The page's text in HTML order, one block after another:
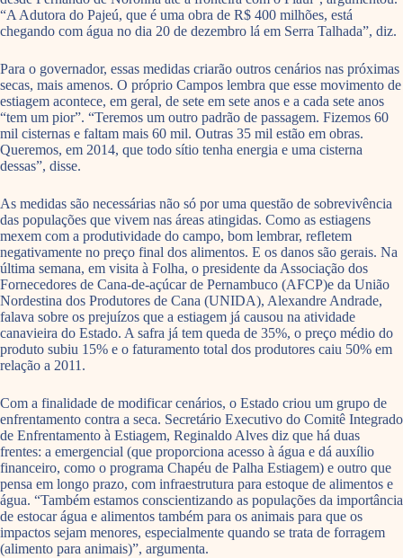
“A Adutora do Pajeú, que é uma obra de R$ 400 milhões, está
chegando com água no dia 20 de dezembro lá em Serra Talhada”, diz.
Para o governador, essas medidas criarão outros cenários nas próximas
secas, mais amenos. O próprio Campos lembra que esse movimento de
estiagem acontece, em geral, de sete em sete anos e a cada sete anos
“tem um pior”. “Teremos um outro padrão de passagem. Fizemos 60
mil cisternas e faltam mais 60 mil. Outras 35 mil estão em obras.
Queremos, em 2014, que todo sítio tenha energia e uma cisterna
dessas”, disse.
As medidas são necessárias não só por uma questão de sobrevivência
das populações que vivem nas áreas atingidas. Como as estiagens
mexem com a produtividade do campo, bom lembrar, refletem
negativamente no preço final dos alimentos. E os danos são gerais. Na
última semana, em visita à Folha, o presidente da Associação dos
Fornecedores de Cana-de-açúcar de Pernambuco (AFCP)e da União
Nordes­tina dos Produtores de Ca­na (UNIDA), Ale­xandre Andrade,
falava so­bre os prejuízos que a estiagem já cau­sou na atividade
canavieira do Estado. A safra já tem queda de 35%, o preço médio do
produto subiu 15% e o faturamento total dos produtores caiu 50% em
relação a 2011.
Com a finalidade de modificar cenários, o Estado criou um grupo de
enfrentamento contra a seca. Secretário Executivo do Comitê Integrado
de Enfrentamento à Estiagem, Reginaldo Alves diz que há duas
frentes: a emergencial (que proporciona acesso à água e dá auxílio
financeiro, como o programa Chapéu de Palha Estiagem) e outro que
pensa em longo prazo, com infraestrutura para estoque de alimentos e
água. “Também estamos conscientizando as populações da importância
de estocar água e alimentos também para os animais para que os
impactos sejam menores, especialmente quando se trata de forragem
(alimento para animais)”, argumenta.